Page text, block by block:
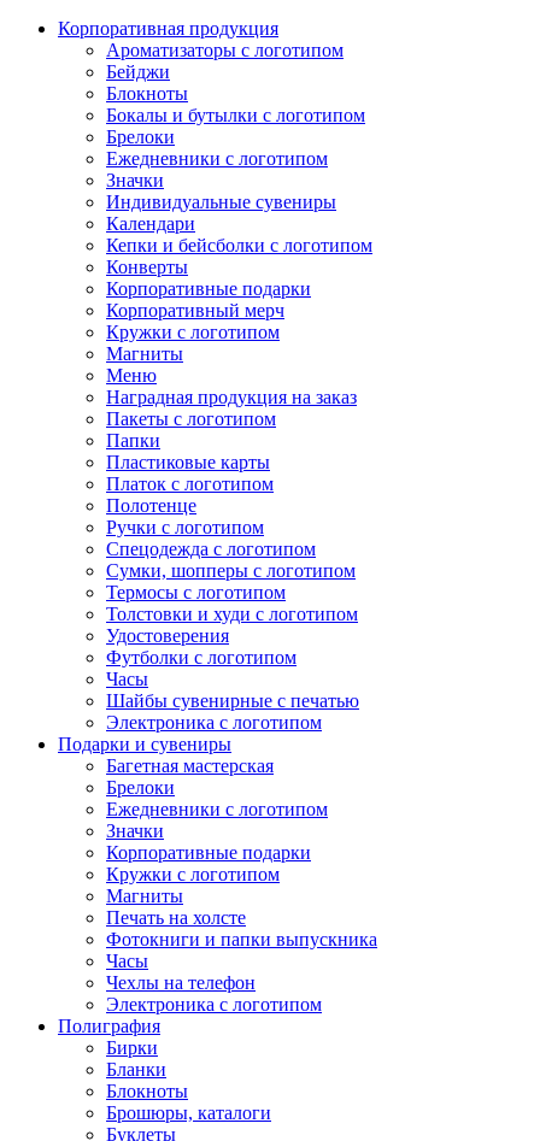
Корпоративная продукция
Ароматизаторы с логотипом
Бейджи
Блокноты
Бокалы и бутылки с логотипом
Брелоки
Ежедневники с логотипом
Значки
Индивидуальные сувениры
Календари
Кепки и бейсболки с логотипом
Конверты
Корпоративные подарки
Корпоративный мерч
Кружки с логотипом
Магниты
Меню
Наградная продукция на заказ
Пакеты с логотипом
Папки
Пластиковые карты
Платок с логотипом
Полотенце
Ручки с логотипом
Спецодежда с логотипом
Сумки, шопперы с логотипом
Термосы с логотипом
Толстовки и худи с логотипом
Удостоверения
Футболки с логотипом
Часы
Шайбы сувенирные с печатью
Электроника с логотипом
Подарки и сувениры
Багетная мастерская
Брелоки
Ежедневники с логотипом
Значки
Корпоративные подарки
Кружки с логотипом
Магниты
Печать на холсте
Фотокниги и папки выпускника
Часы
Чехлы на телефон
Электроника с логотипом
Полиграфия
Бирки
Бланки
Блокноты
Брошюры, каталоги
Буклеты